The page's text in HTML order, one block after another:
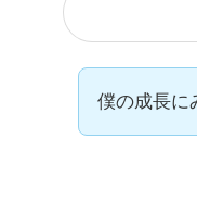
僕の成長に